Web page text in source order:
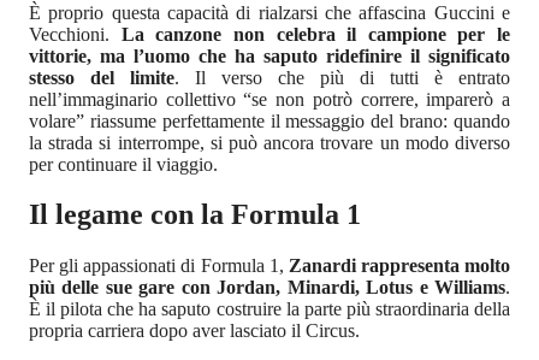
È proprio questa capacità di rialzarsi che affascina Guccini e
Vecchioni. La canzone non celebra il campione per le
vittorie, ma l’uomo che ha saputo ridefinire il significato
stesso del limite. Il verso che più di tutti è entrato
nell’immaginario collettivo “se non potrò correre, imparerò a
volare” riassume perfettamente il messaggio del brano: quando
la strada si interrompe, si può ancora trovare un modo diverso
per continuare il viaggio.
Il legame con la Formula 1
Per gli appassionati di Formula 1, Zanardi rappresenta molto
più delle sue gare con Jordan, Minardi, Lotus e Williams.
È il pilota che ha saputo costruire la parte più straordinaria della
propria carriera dopo aver lasciato il Circus.